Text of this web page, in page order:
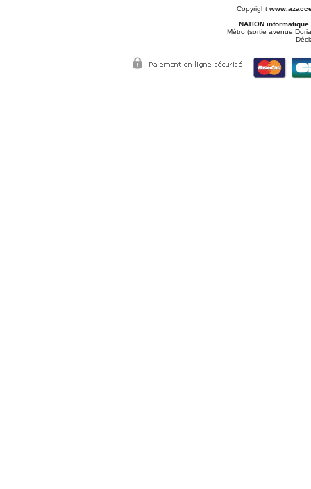
Copyright
NATION informatique
Métro (sortie avenue